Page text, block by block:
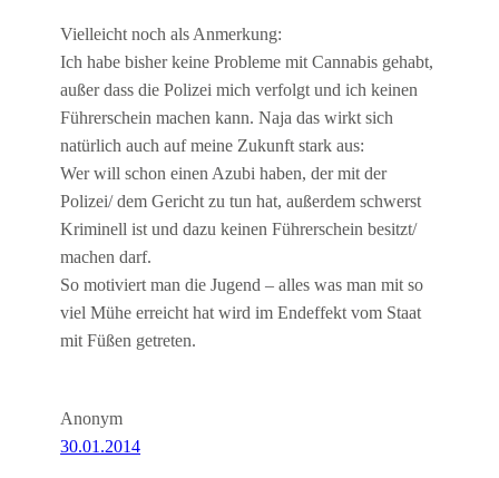
Vielleicht noch als Anmerkung:
Ich habe bisher keine Probleme mit Cannabis gehabt,
außer dass die Polizei mich verfolgt und ich keinen
Führerschein machen kann. Naja das wirkt sich
natürlich auch auf meine Zukunft stark aus:
Wer will schon einen Azubi haben, der mit der
Polizei/ dem Gericht zu tun hat, außerdem schwerst
Kriminell ist und dazu keinen Führerschein besitzt/
machen darf.
So motiviert man die Jugend – alles was man mit so
viel Mühe erreicht hat wird im Endeffekt vom Staat
mit Füßen getreten.
Anonym
30.01.2014